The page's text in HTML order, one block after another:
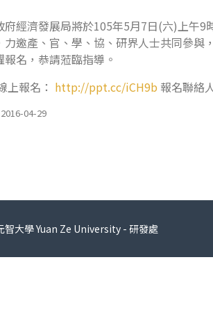
府經濟發展局將於105年5月7日(六)上午
力邀產、官、學、協、研界人士共同參
報名，恭請蒞臨指導。
上報名： http://ppt.cc/iCH9b 報名聯絡
04-29
智大學 Yuan Ze University - 研發處